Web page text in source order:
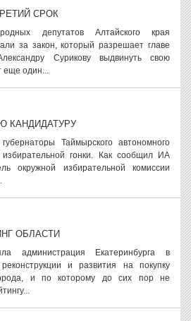
СРОК
депутатов Алтайского края
за закон, который разрешает главе
Сурикову выдвинуть свою
еще один...
КАНДИДАТУРУ
Таймырского автономного
гонки. Как сообщил ИА
окружной избирательной комиссии
ОБЛАСТИ
администрация Екатеринбурга в
и развития на покупку
и по которому до сих пор не